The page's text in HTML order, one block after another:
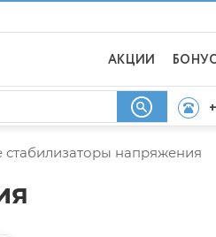
АКЦИИ
стабилизаторы напряжения